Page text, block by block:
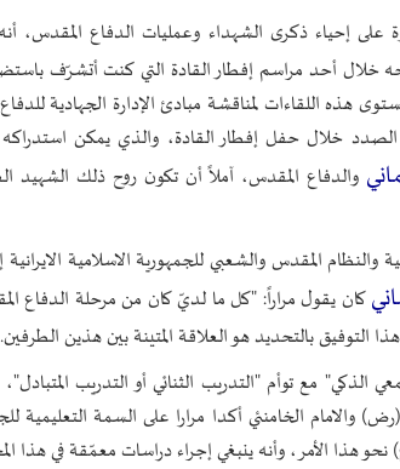
على إحياء ذكرى الشهداء وعمليات الدفاع المقدس،
طرحه خلال أحد مراسم إفطار القادة التي كنت أتشرّف
هذه اللقاءات لمناقشة مبادئ الإدارة الجهادية
خلال حفل إفطار القادة، والذي يمكن
والدفاع المقدس، آملاً أن تكون روح ذلك الشهيد
والنظام المقدس والشعبي للجمهورية الاسلامية
كان يقول مراراً: "كل ما لديّ كان من مرحلة الدفاع
بالتحديد هو العلاقة المتينة بين هذين الطرفين.
الذكي" مع توأم "التدريب الثنائي أو التدريب
والامام الخامنئي أكدا مرارا على السمة التعليمية
هذا الأمر، وأنه ينبغي إجراء دراسات معمّقة في هذا